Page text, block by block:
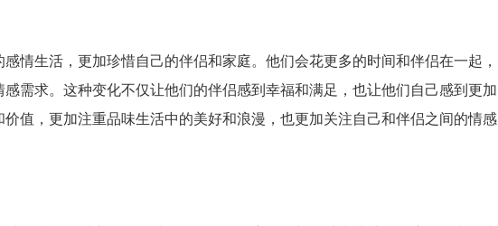
情生活，更加珍惜自己的伴侣和家庭。他们会花更多的时间和伴侣在一起，
需求。这种变化不仅让他们的伴侣感到幸福和满足，也让他们自己感到更加
值，更加注重品味生活中的美好和浪漫，也更加关注自己和伴侣之间的情感